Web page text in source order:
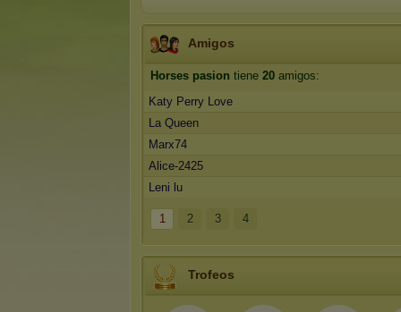
Amigos
Horses pasion tiene 20 amigos:
Katy Perry Love
La Queen
Marx74
Alice-2425
Leni lu
1 2 3 4
Trofeos